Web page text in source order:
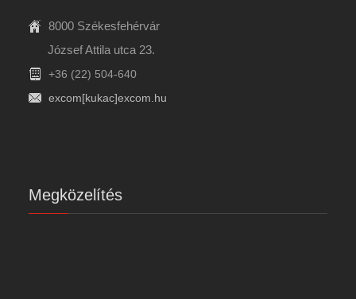
8000 Székesfehérvár
József Attila utca 23.
+36 (22) 504-640
excom[kukac]excom.hu
Megközelítés